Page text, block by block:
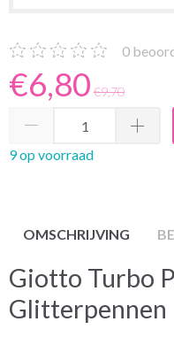
0
€6,80 €9,70
9 op voorraad
OMSCHRIJVING
Giotto Turbo
Glitterpennen